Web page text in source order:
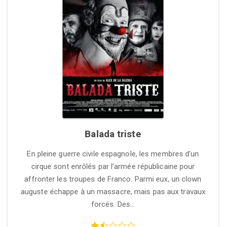
Balada triste
En pleine guerre civile espagnole, les membres d’un
cirque sont enrôlés par l’armée républicaine pour
affronter les troupes de Franco. Parmi eux, un clown
auguste échappe à un massacre, mais pas aux travaux
forcés. Des…